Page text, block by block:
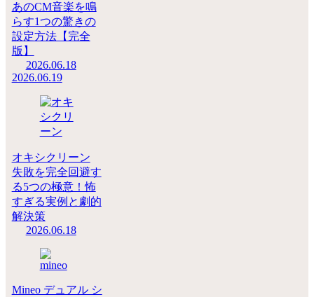
あのCM音楽を鳴
らす1つの驚きの
設定方法【完全
版】
2026.06.18
2026.06.19
オキシクリーン
失敗を完全回避す
る5つの極意！怖
すぎる実例と劇的
解決策
2026.06.18
Mineo デュアル シ